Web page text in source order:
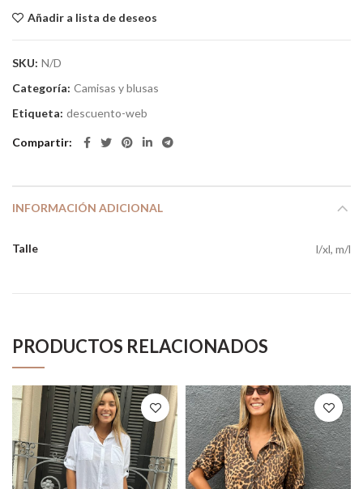
Añadir a lista de deseos
SKU: N/D
Categoría: Camisas y blusas
Etiqueta: descuento-web
Compartir
INFORMACIÓN ADICIONAL
Talle l/xl, m/l
PRODUCTOS RELACIONADOS